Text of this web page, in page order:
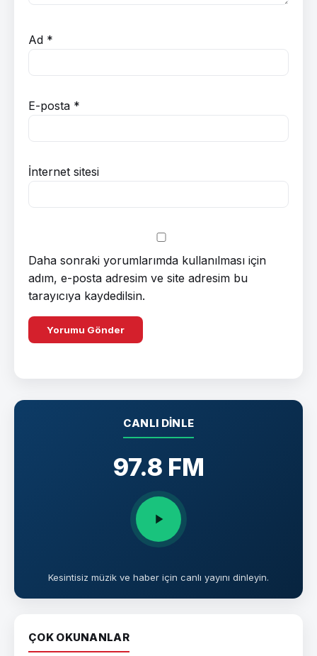
Ad *
E-posta *
İnternet sitesi
Daha sonraki yorumlarımda kullanılması için
adım, e-posta adresim ve site adresim bu
tarayıcıya kaydedilsin.
CANLI DINLE
97.8 FM
Kesintisiz müzik ve haber için canlı yayını dinleyin.
ÇOK OKUNANLAR